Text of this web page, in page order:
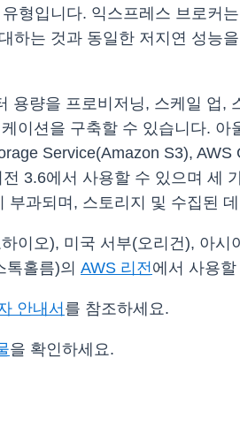
형입니다. 익스프레스 브로커
는 것과 동일한 저지연 성능
량을 프로비저닝, 스케일 업,
이션을 구축할 수 있습니다.
Service(Amazon S3),
3.6에서 사용할 수 있으며 세
과되며, 스토리지 및 수집된
이오), 미국 서부(오리건), 아시
홀름)의 AWS 리전에서 사용
안내서 를 참조하세요.
을 확인하세요.